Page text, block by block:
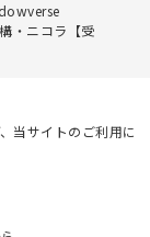
・ニコラ【受
当サイトのご利用に